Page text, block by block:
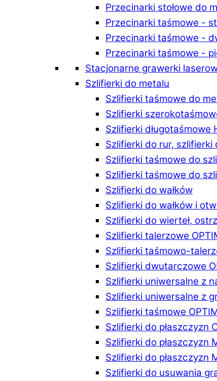
Przecinarki stołowe do
Przecinarki taśmowe -
Przecinarki taśmowe -
Przecinarki taśmowe -
Stacjonarne grawerki
Szlifierki do metalu
Szlifierki taśmowe do
Szlifierki
Szlifierki długotaśmowe
Szlifierki do rur,
Szlifierki taśmowe do
Szlifierki taśmowe do
Szlifierki do wałków
Szlifierki do wałków i
Szlifierki do wierteł,
Szlifierki talerzowe
Szlifierki taśmowo-
Szlifierki dwutarczowe
Szlifierki uniwersalne z
Szlifierki uniwersalne z
Szlifierki taśmowe
Szlifierki do płaszczyzn
Szlifierki do płaszczyzn
Szlifierki do płaszczyzn
Szlifierki do usuwania